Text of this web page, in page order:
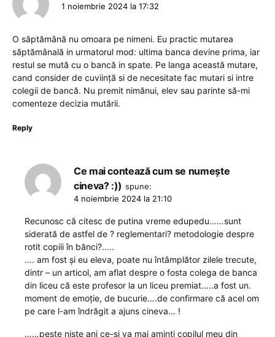
1 noiembrie 2024 la 17:32
O săptămână nu omoara pe nimeni. Eu practic mutarea
săptămânală in urmatorul mod: ultima banca devine prima, iar
restul se mută cu o bancă in spate. Pe langa această mutare,
cand consider de cuviință si de necesitate fac mutari si intre
colegii de bancă. Nu premit nimănui, elev sau parinte să-mi
comenteze decizia mutării.
Reply
Ce mai contează cum se numește
cineva? :)) spune:
4 noiembrie 2024 la 21:10
Recunosc că citesc de putina vreme edupedu……sunt
siderată de astfel de ? reglementari? metodologie despre
rotit copiii în bănci?…..
…. am fost și eu eleva, poate nu întâmplător zilele trecute,
dintr – un articol, am aflat despre o fosta colega de banca
din liceu că este profesor la un liceu premiat…..a fost un.
moment de emoție, de bucurie….de confirmare că acel om
pe care l-am îndrăgit a ajuns cineva… !
……peste niste ani ce-si va mai aminti copilul meu din